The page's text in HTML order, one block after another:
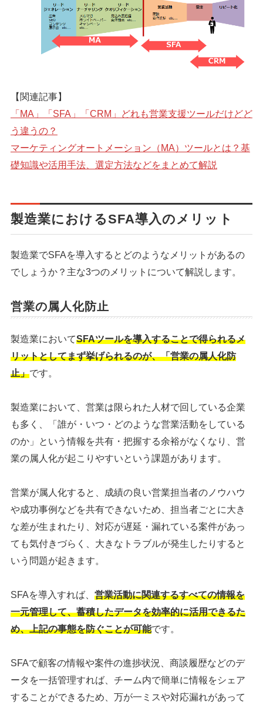
【関連記事】
「MA」「SFA」「CRM」どれも営業支援ツールだけどど
う違うの？
マーケティングオートメーション（MA）ツールとは？基
礎知識や活用手法、選定方法などをまとめて解説
製造業におけるSFA導入のメリット
製造業でSFAを導入するとどのようなメリットがあるの
でしょうか？主な3つのメリットについて解説します。
営業の属人化防止
製造業においてSFAツールを導入することで得られるメ
リットとしてまず挙げられるのが、「営業の属人化防
止」です。
製造業において、営業は限られた人材で回している企業
も多く、「誰が・いつ・どのような営業活動をしている
のか」という情報を共有・把握する余裕がなくなり、営
業の属人化が起こりやすいという課題があります。
営業が属人化すると、成績の良い営業担当者のノウハウ
や成功事例などを共有できないため、担当者ごとに大き
な差が生まれたり、対応が遅延・漏れている案件があっ
ても気付きづらく、大きなトラブルが発生したりすると
いう問題が起きます。
SFAを導入すれば、 営業活動に関連するすべての情報を
一元管理して、蓄積したデータを効率的に活用できるた
め、上記の事態を防ぐことが可能です。
SFAで顧客の情報や案件の進捗状況、商談履歴などのデ
ータを一括管理すれば、チーム内で簡単に情報をシェア
することができるため、万が一ミスや対応漏れがあって
シェア 投稿